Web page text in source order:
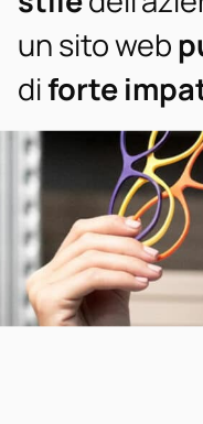
un sito web
diforte